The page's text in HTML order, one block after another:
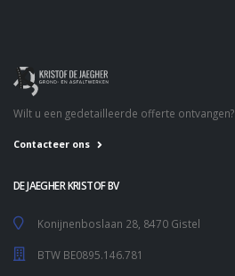
Wilt u een gedetailleerde offerte ontvangen?
Contacteer ons
DE JAEGHER KRISTOF BV
Konijnenboslaan 28, 8470 Gistel
BTW BE0895.146.781